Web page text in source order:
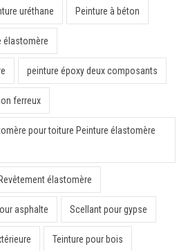
uréthane Peinture à béton
élastomère
peinture époxy deux composants
ferreux
pour toiture Peinture élastomère
Revêtement élastomère
asphalte Scellant pour gypse
Teinture pour bois